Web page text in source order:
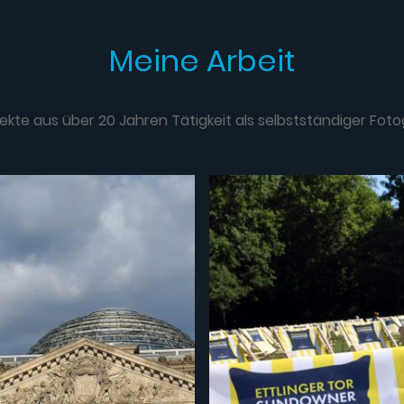
Meine Arbeit
aus über 20 Jahren Tätigkeit als selbstständiger